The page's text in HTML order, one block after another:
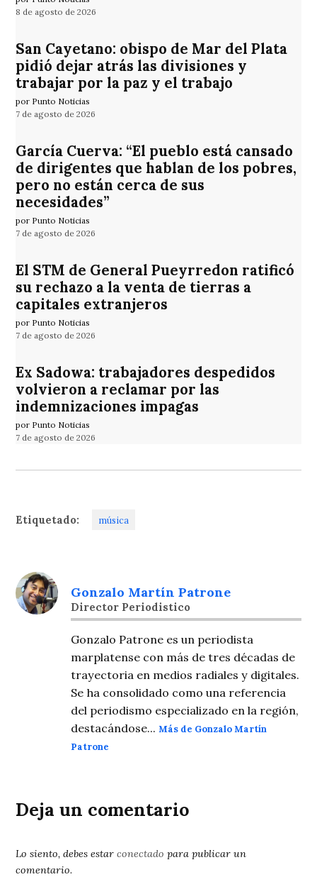
8 de agosto de 2026
San Cayetano: obispo de Mar del Plata
pidió dejar atrás las divisiones y
trabajar por la paz y el trabajo
por Punto Noticias
7 de agosto de 2026
García Cuerva: “El pueblo está cansado
de dirigentes que hablan de los pobres,
pero no están cerca de sus
necesidades”
por Punto Noticias
7 de agosto de 2026
El STM de General Pueyrredon ratificó
su rechazo a la venta de tierras a
capitales extranjeros
por Punto Noticias
7 de agosto de 2026
Ex Sadowa: trabajadores despedidos
volvieron a reclamar por las
indemnizaciones impagas
por Punto Noticias
7 de agosto de 2026
Etiquetado: música
Gonzalo Martín Patrone
Director Periodistico
Gonzalo Patrone es un periodista
marplatense con más de tres décadas de
trayectoria en medios radiales y digitales.
Se ha consolidado como una referencia
del periodismo especializado en la región,
destacándose...Más de Gonzalo Martín
Patrone
Deja un comentario
Lo siento, debes estarconectado para publicar un
comentario.